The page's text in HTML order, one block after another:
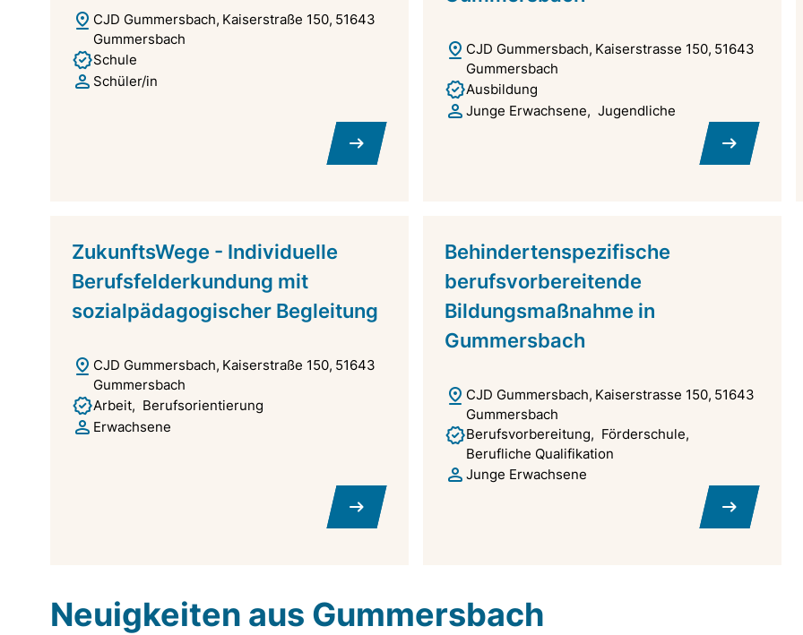
CJD Gummersbach Kaiserstraße 150 51643
Gummersbach
Schule
Schüler/in
CJD Gummersbach Kaiserstrasse 150 51643
Gummersbach
Ausbildung
Junge Erwachsene
Jugendliche
ZukunftsWege - Individuelle
Berufsfelderkundung mit
sozialpädagogischer Begleitung
CJD Gummersbach Kaiserstraße 150 51643
Gummersbach
Arbeit
Berufsorientierung
Erwachsene
Behindertenspezifische
berufsvorbereitende
Bildungsmaßnahme in
Gummersbach
CJD Gummersbach Kaiserstrasse 150 51643
Gummersbach
Berufsvorbereitung
Förderschule
Berufliche Qualifikation
Junge Erwachsene
Neuigkeiten aus Gummersbach